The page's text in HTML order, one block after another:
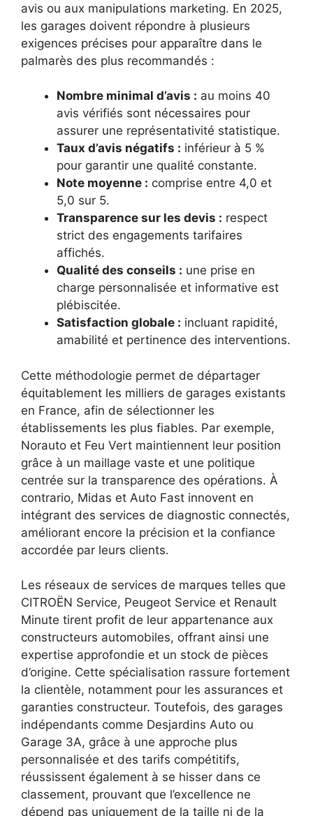
avis ou aux manipulations marketing. En 2025,
les garages doivent répondre à plusieurs
exigences précises pour apparaître dans le
palmarès des plus recommandés :
Nombre minimal d’avis : au moins 40
avis vérifiés sont nécessaires pour
assurer une représentativité statistique.
Taux d’avis négatifs : inférieur à 5 %
pour garantir une qualité constante.
Note moyenne : comprise entre 4,0 et
5,0 sur 5.
Transparence sur les devis : respect
strict des engagements tarifaires
affichés.
Qualité des conseils : une prise en
charge personnalisée et informative est
plébiscitée.
Satisfaction globale : incluant rapidité,
amabilité et pertinence des interventions.
Cette méthodologie permet de départager
équitablement les milliers de garages existants
en France, afin de sélectionner les
établissements les plus fiables. Par exemple,
Norauto et Feu Vert maintiennent leur position
grâce à un maillage vaste et une politique
centrée sur la transparence des opérations. À
contrario, Midas et Auto Fast innovent en
intégrant des services de diagnostic connectés,
améliorant encore la précision et la confiance
accordée par leurs clients.
Les réseaux de services de marques telles que
CITROËN Service, Peugeot Service et Renault
Minute tirent profit de leur appartenance aux
constructeurs automobiles, offrant ainsi une
expertise approfondie et un stock de pièces
d’origine. Cette spécialisation rassure fortement
la clientèle, notamment pour les assurances et
garanties constructeur. Toutefois, des garages
indépendants comme Desjardins Auto ou
Garage 3A, grâce à une approche plus
personnalisée et des tarifs compétitifs,
réussissent également à se hisser dans ce
classement, prouvant que l’excellence ne
dépend pas uniquement de la taille ni de la